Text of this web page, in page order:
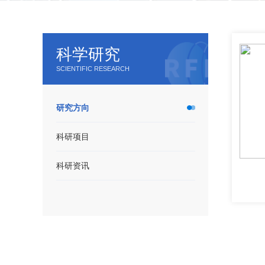
科学研究
SCIENTIFIC RESEARCH
研究方向
科研项目
科研资讯